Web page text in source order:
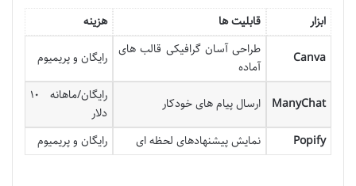
ابزار قابلیت ها هزینه
Canva
طراحی آسان گرافیکی قالب های
آماده
رایگان و پریمیوم
ManyChat ارسال پیام های خودکار
رایگان/ماهانه ۱۰
دلار
Popify
نمایش پیشنهادهای لحظه ای رایگان و پریمیوم